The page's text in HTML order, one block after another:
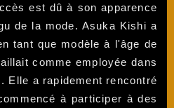
est dû à son apparence
de la mode. Asuka Kishi a
tant que modèle à l'âge de
comme employée dans
Elle a rapidement rencontré
à participer à des